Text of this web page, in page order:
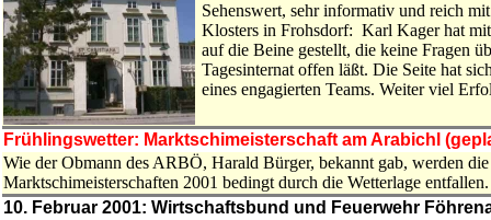
Sehenswert, sehr informativ und reich
Klosters in Frohsdorf: Karl Kager hat
auf die Beine gestellt, die keine Fragen
Tagesinternat offen läßt. Die Seite hat
eines engagierten Teams. Weiter viel
Frühlingswetter: Marktschimeisterschaft am Arabichl
Wie der Obmann des ARBÖ, Harald Bürger, bekannt gab, werden
Marktschimeisterschaften 2001 bedingt durch die Wetterlage
10. Februar 2001: Wirtschaftsbund und Feuerwehr